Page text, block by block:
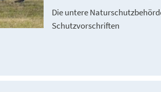
Die untere
Schutzvorschriften